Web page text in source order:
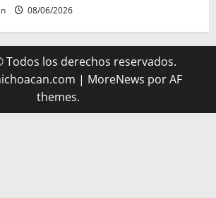
08/06/2026
Todos los derechos reservados.
| MoreNews por AF
themes.